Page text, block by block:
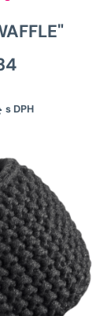
s DPH
byla:
144 Kč.